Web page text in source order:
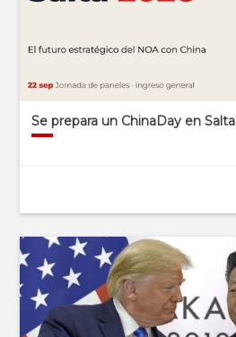
Se prepara un ChinaDay en Salta